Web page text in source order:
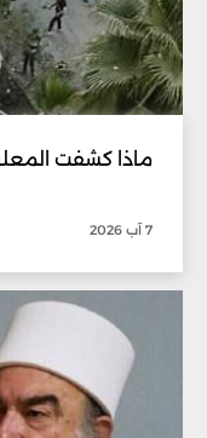
ماذا كشفت
7 آب 2026